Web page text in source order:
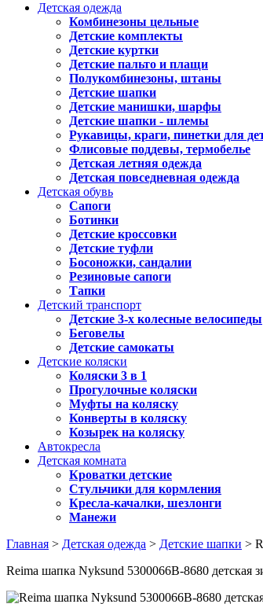
Детская одежда
Комбинезоны цельные
Детские комплекты
Детские куртки
Детские пальто и плащи
Полукомбинезоны, штаны
Детские шапки
Детские манишки, шарфы
Детские шапки - шлемы
Рукавицы, краги, пинетки для
Флисовые поддевы, термобелье
Детская летняя одежда
Детская повседневная одежда
Детская обувь
Сапоги
Ботинки
Детские кроссовки
Детские туфли
Босоножки, сандалии
Резиновые сапоги
Тапки
Детский транспорт
Детские 3-х колесные велосипеды
Беговелы
Детские самокаты
Детские коляски
Коляски 3 в 1
Прогулочные коляски
Муфты на коляску
Конверты в коляску
Козырек на коляску
Автокресла
Детская комната
Кроватки детские
Стульчики для кормления
Кресла-качалки, шезлонги
Манежи
Главная > Детская одежда > Детские шапки >
Reima шапка Nyksund 5300066B-8680 детская